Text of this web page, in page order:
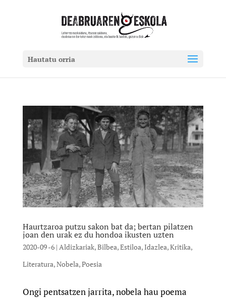
Hautatu orria
Haurtzaroa putzu sakon bat da; bertan pilatzen
joan den urak ez du hondoa ikusten uzten
2020-09 -6| Aldizkariak,Bilbea,Estiloa,Idazlea,Kritika,
Literatura,Nobela,Poesia
Ongi pentsatzen jarrita, nobela hau poema